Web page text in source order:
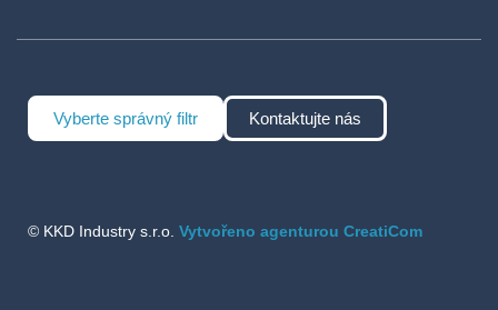
Vyberte správný filtr Kontaktujte nás
© KKD Industry s.r.o. Vytvořeno agenturou CreatiCom